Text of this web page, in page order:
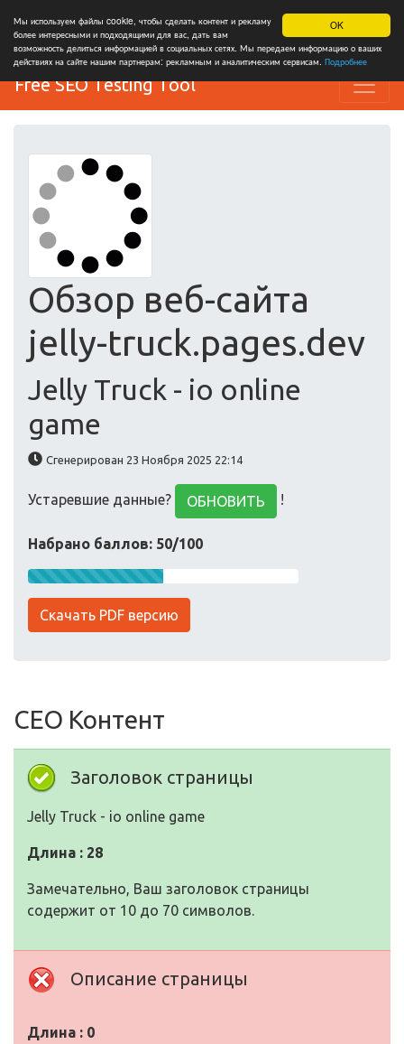
OK
Мы используем файлы cookie, чтобы сделать контент и рекламу
более интересными и подходящими для вас, дать вам
возможность делиться информацией в социальных сетях. Мы передаем информацию о ваших
действиях на сайте нашим партнерам: рекламным и аналитическим сервисам. Подробнее
Free SEO Testing Tool
Обзор веб-сайта
jelly-truck.pages.dev
Jelly Truck - io online
game
Сгенерирован 23 Ноября 2025 22:14
Устаревшие данные? ОБНОВИТЬ !
Набрано баллов: 50/100
Скачать PDF версию
СЕО Контент
Заголовок страницы
Jelly Truck - io online game
Длина : 28
Замечательно, Ваш заголовок страницы
содержит от 10 до 70 символов.
Описание страницы
Длина : 0